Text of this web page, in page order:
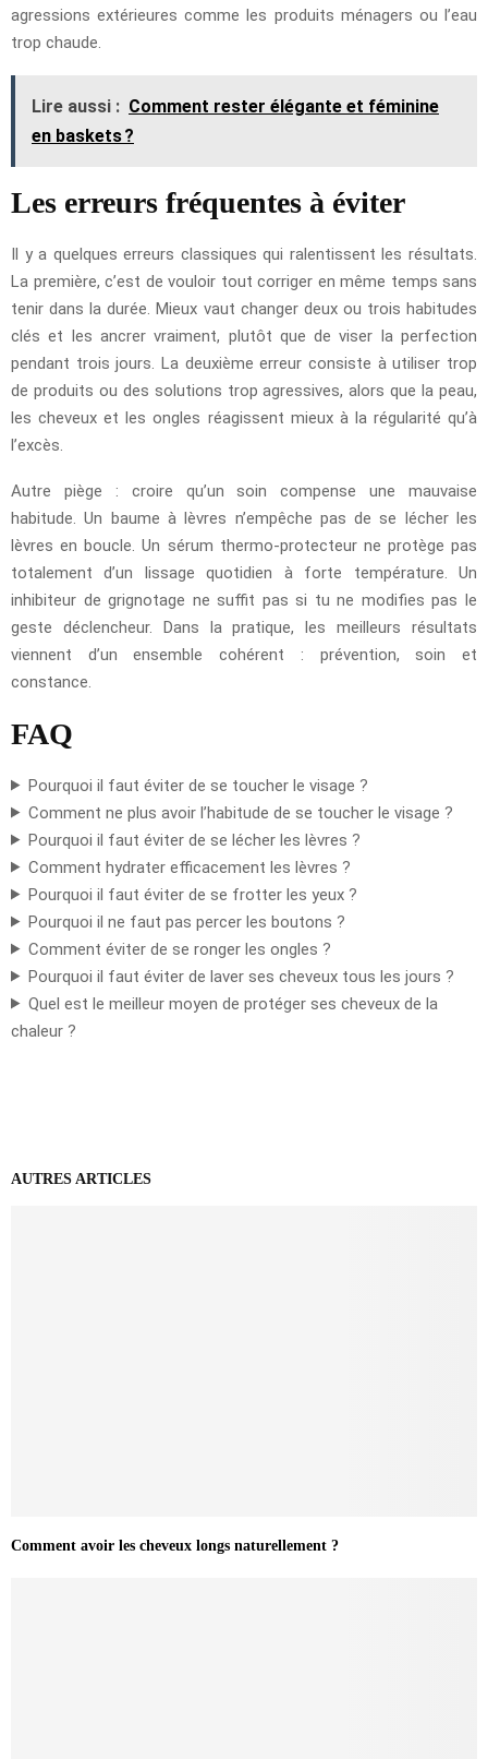
agressions extérieures comme les produits ménagers ou l’eau
trop chaude.
Lire aussi : Comment rester élégante et féminine
en baskets ?
Les erreurs fréquentes à éviter
Il y a quelques erreurs classiques qui ralentissent les résultats.
La première, c’est de vouloir tout corriger en même temps sans
tenir dans la durée. Mieux vaut changer deux ou trois habitudes
clés et les ancrer vraiment, plutôt que de viser la perfection
pendant trois jours. La deuxième erreur consiste à utiliser trop
de produits ou des solutions trop agressives, alors que la peau,
les cheveux et les ongles réagissent mieux à la régularité qu’à
l’excès.
Autre piège : croire qu’un soin compense une mauvaise
habitude. Un baume à lèvres n’empêche pas de se lécher les
lèvres en boucle. Un sérum thermo-protecteur ne protège pas
totalement d’un lissage quotidien à forte température. Un
inhibiteur de grignotage ne suffit pas si tu ne modifies pas le
geste déclencheur. Dans la pratique, les meilleurs résultats
viennent d’un ensemble cohérent : prévention, soin et
constance.
FAQ
Pourquoi il faut éviter de se toucher le visage ?
Comment ne plus avoir l’habitude de se toucher le visage ?
Pourquoi il faut éviter de se lécher les lèvres ?
Comment hydrater efficacement les lèvres ?
Pourquoi il faut éviter de se frotter les yeux ?
Pourquoi il ne faut pas percer les boutons ?
Comment éviter de se ronger les ongles ?
Pourquoi il faut éviter de laver ses cheveux tous les jours ?
Quel est le meilleur moyen de protéger ses cheveux de la
chaleur ?
AUTRES ARTICLES
Comment avoir les cheveux longs naturellement ?